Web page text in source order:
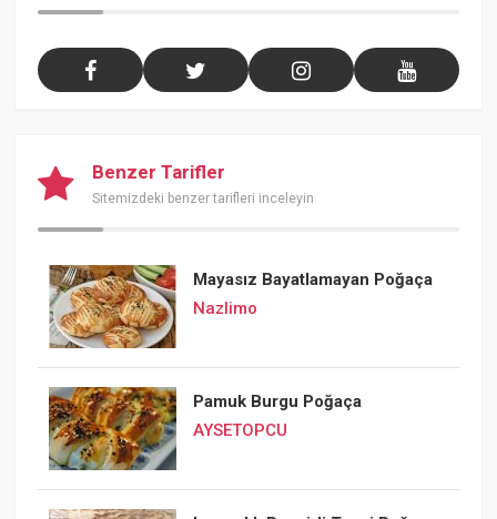
Benzer Tarifler
Sitemizdeki benzer tarifleri inceleyin
Mayasız Bayatlamayan Poğaça
Nazlimo
Pamuk Burgu Poğaça
AYSETOPCU